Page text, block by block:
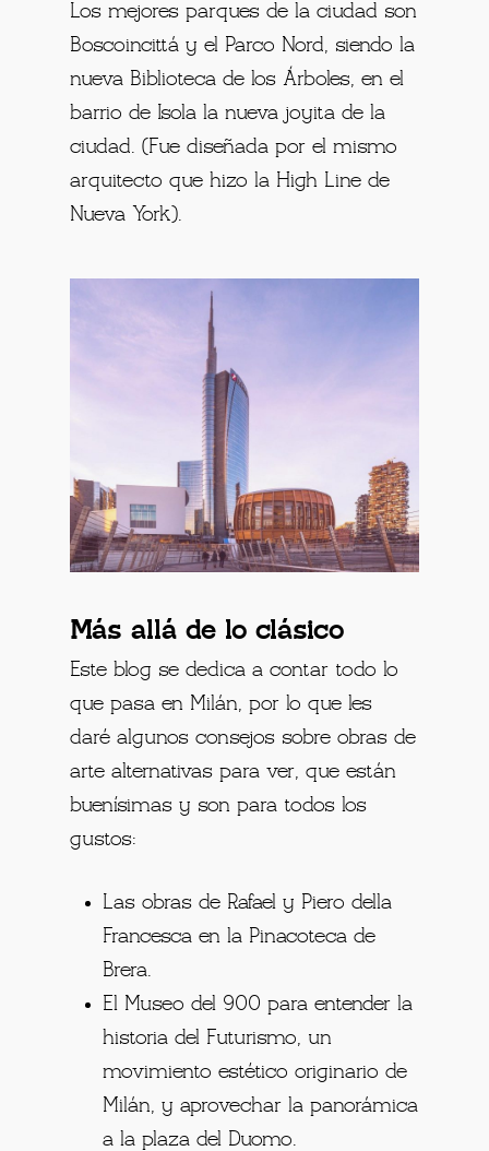
Los mejores parques de la ciudad son
Boscoincittá y el Parco Nord, siendo la
nueva Biblioteca de los Árboles, en el
barrio de Isola la nueva joyita de la
ciudad. (Fue diseñada por el mismo
arquitecto que hizo la High Line de
Nueva York).
Más allá de lo clásico
Este blog se dedica a contar todo lo
que pasa en Milán, por lo que les
daré algunos consejos sobre obras de
arte alternativas para ver, que están
buenísimas y son para todos los
gustos:
Las obras de Rafael y Piero della
Francesca en la Pinacoteca de
Brera.
El Museo del 900 para entender la
historia del Futurismo, un
movimiento estético originario de
Milán, y aprovechar la panorámica
a la plaza del Duomo.